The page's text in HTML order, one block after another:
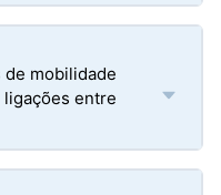
mobilidade
entre